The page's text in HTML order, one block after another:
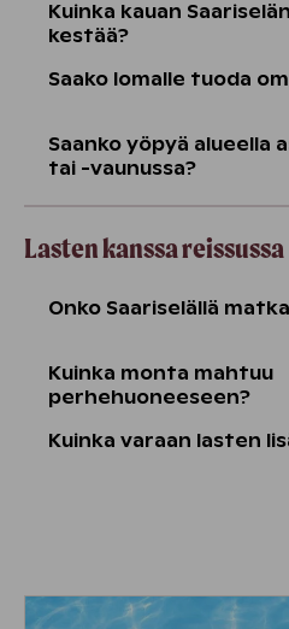
Kuinka kauan
kestää?
Saako lomalle tuoda
Saanko yöpyä alueella
tai -vaunussa?
Lasten kanssa reissussa
Onko Saariselällä
Kuinka monta mahtuu
perhehuoneeseen?
Kuinka varaan lasten